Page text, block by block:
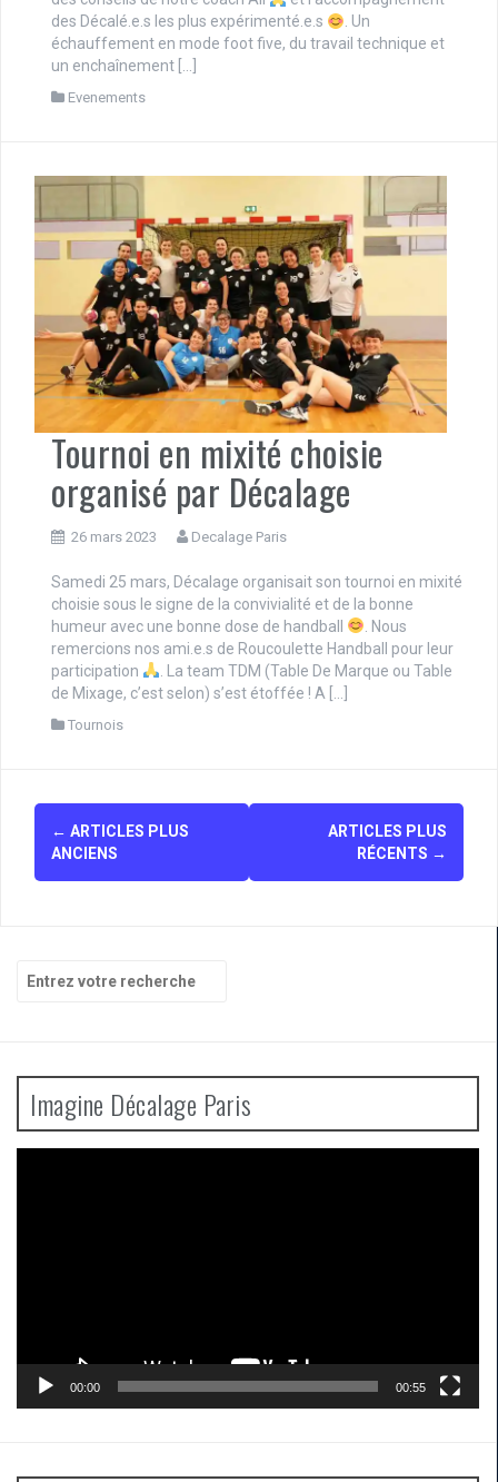
des Décalé.e.s les plus expérimenté.e.s
. Un
échauffement en mode foot five, du travail technique et
un enchaînement […]
Evenements
Tournoi en mixité choisie
organisé par Décalage
26 mars 2023 Decalage Paris
Samedi 25 mars, Décalage organisait son tournoi en mixité
choisie sous le signe de la convivialité et de la bonne
humeur avec une bonne dose de handball
. Nous
remercions nos ami.e.s de Roucoulette Handball pour leur
participation
. La team TDM (Table De Marque ou Table
de Mixage, c’est selon) s’est étoffée ! A […]
Tournois
Navigation
des
articles
← ARTICLES PLUS
ANCIENS
ARTICLES PLUS
RÉCENTS →
pour
Imagine Décalage Paris
00:00 00:55